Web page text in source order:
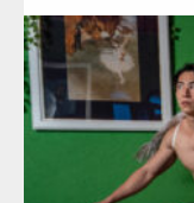
ハロウィ